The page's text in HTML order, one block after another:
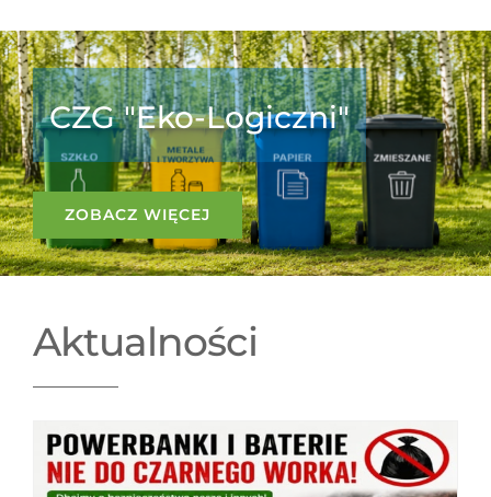
O ZWIĄZKU
DLA MIESZKAŃCA
GOSPODARKA ODPADAMI
DO POBRANIA
CZG "Eko-Logiczni"
ZOBACZ WIĘCEJ
Aktualności